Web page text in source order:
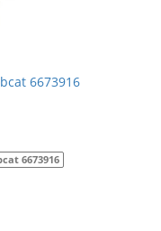
6673916
6673916